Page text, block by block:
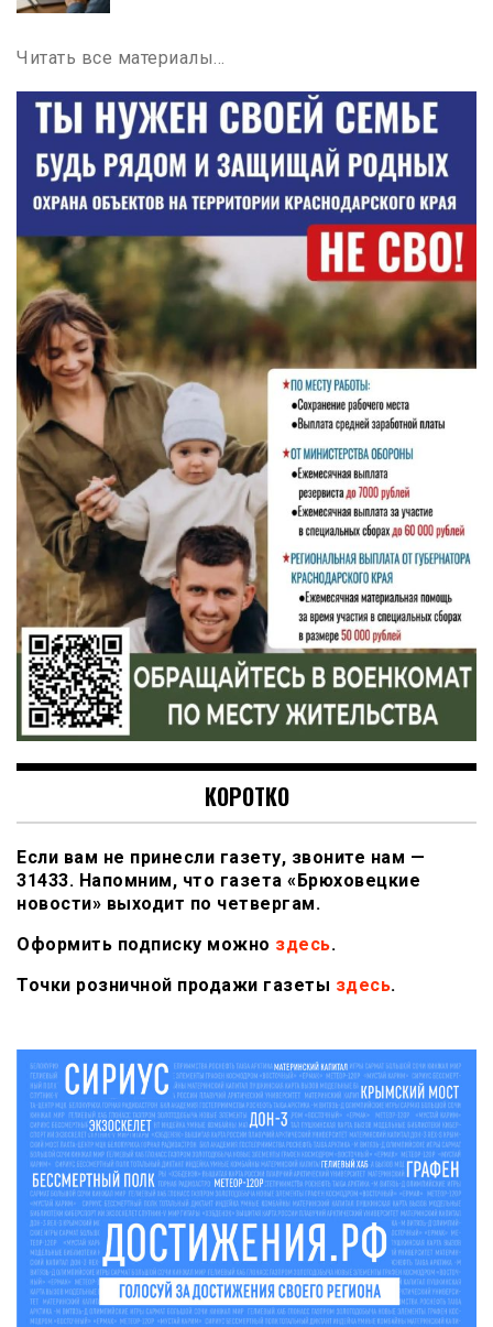
Читать все материалы…
КОРОТКО
Если вам не принесли газету, звоните нам —
31433. Напомним, что газета «Брюховецкие
новости» выходит по четвергам.
Оформить подписку можно здесь.
Точки розничной продажи газеты здесь.